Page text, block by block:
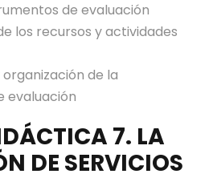
de evaluación
los recursos y actividades
de la
evaluación
7. LA
DE SERVICIOS